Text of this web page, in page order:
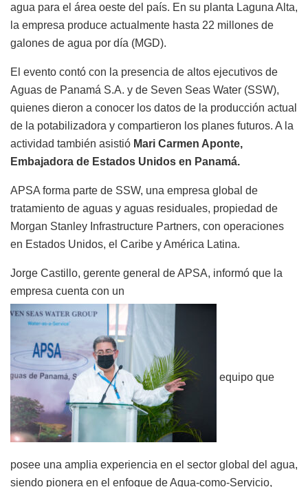
agua para el área oeste del país. En su planta Laguna Alta,
la empresa produce actualmente hasta 22 millones de
galones de agua por día (MGD).
El evento contó con la presencia de altos ejecutivos de
Aguas de Panamá S.A. y de Seven Seas Water (SSW),
quienes dieron a conocer los datos de la producción actual
de la potabilizadora y compartieron los planes futuros. A la
actividad también asistió Mari Carmen Aponte,
Embajadora de Estados Unidos en Panamá.
APSA forma parte de SSW, una empresa global de
tratamiento de aguas y aguas residuales, propiedad de
Morgan Stanley Infrastructure Partners, con operaciones
en Estados Unidos, el Caribe y América Latina.
Jorge Castillo, gerente general de APSA, informó que la
empresa cuenta con un
equipo que
posee una amplia experiencia en el sector global del agua,
siendo pionera en el enfoque de Agua-como-Servicio,